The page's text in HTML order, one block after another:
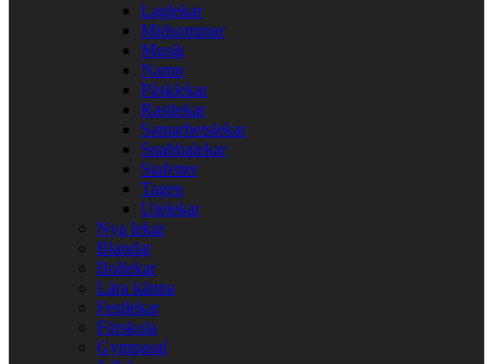
Laglekar
Midsommar
Musik
Namn
Påsklekar
Rastlekar
Samarbetslekar
Snabbalekar
Stafetter
Tagen
Utelekar
Nya lekar
Blandat
Bollekar
Lära känna
Festlekar
Förskola
Gympasal